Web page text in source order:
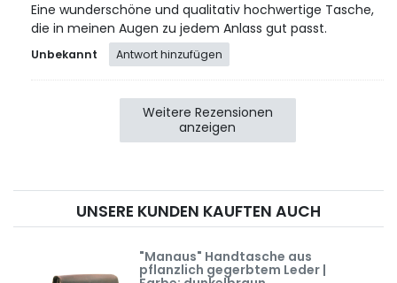
Eine wunderschöne und qualitativ hochwertige Tasche,
die in meinen Augen zu jedem Anlass gut passt.
Unbekannt Antwort hinzufügen
Weitere Rezensionen
anzeigen
UNSERE KUNDEN KAUFTEN AUCH
"Manaus" Handtasche aus
pflanzlich gegerbtem Leder |